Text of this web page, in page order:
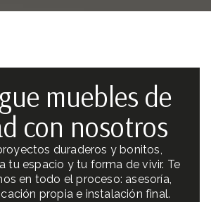
muebles de
con nosotros
duraderos y bonitos,
tu espacio y tu forma de vivir. Te
en todo el proceso: asesoría,
propia e instalación final.